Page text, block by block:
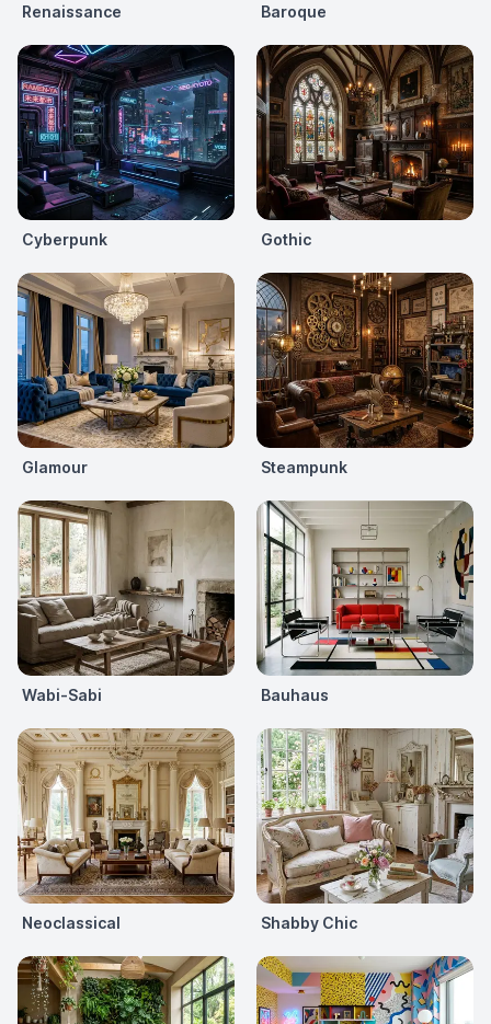
Renaissance Baroque
Cyberpunk Gothic
Glamour Steampunk
Wabi-Sabi Bauhaus
Neoclassical Shabby Chic